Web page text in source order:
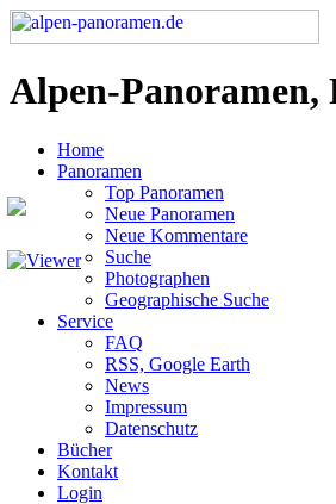
Alpen-Panoramen,
Home
Panoramen
Top Panoramen
Neue Panoramen
Neue Kommentare
Suche
Photographen
Geographische Suche
Service
FAQ
RSS, Google Earth
News
Impressum
Datenschutz
Bücher
Kontakt
Login